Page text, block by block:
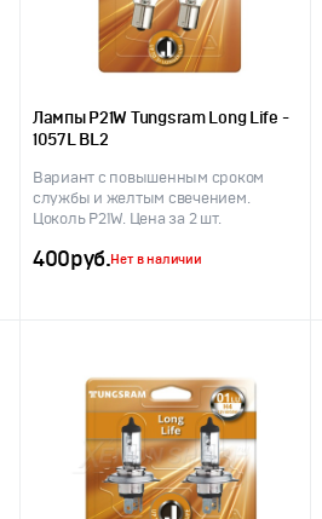
Лампы P21W Tungsram Long Life -
1057L BL2
Вариант с повышенным сроком
службы и желтым свечением.
Цоколь P21W. Цена за 2 шт.
400руб.Нет в наличии